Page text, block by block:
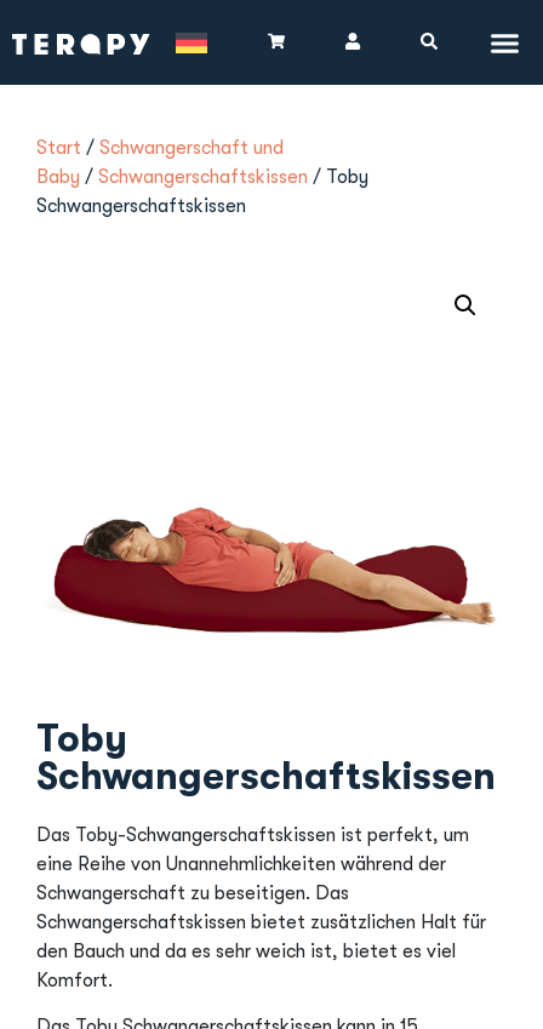
Start / Schwangerschaft und
Baby / Schwangerschaftskissen / Toby
Schwangerschaftskissen
Toby
Schwangerschaftskissen
Das Toby-Schwangerschaftskissen ist perfekt, um
eine Reihe von Unannehmlichkeiten während der
Schwangerschaft zu beseitigen. Das
Schwangerschaftskissen bietet zusätzlichen Halt für
den Bauch und da es sehr weich ist, bietet es viel
Komfort.